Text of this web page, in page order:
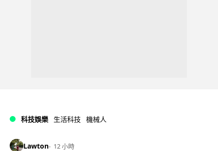
科技娛樂 生活科技 機械人
Lawton 12 小時